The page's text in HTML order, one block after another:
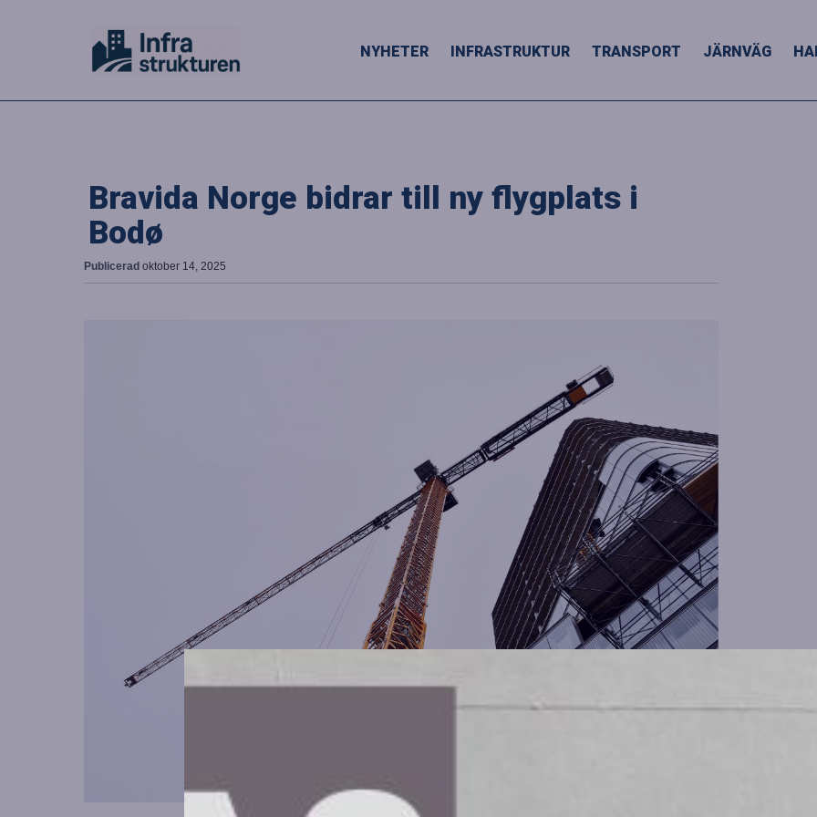
NYHETER INFRASTRUKTUR TRANSPORT JÄRNVÄG
Bravida Norge bidrar till ny flygplats i
Bodø
Publicerad oktober 14, 2025